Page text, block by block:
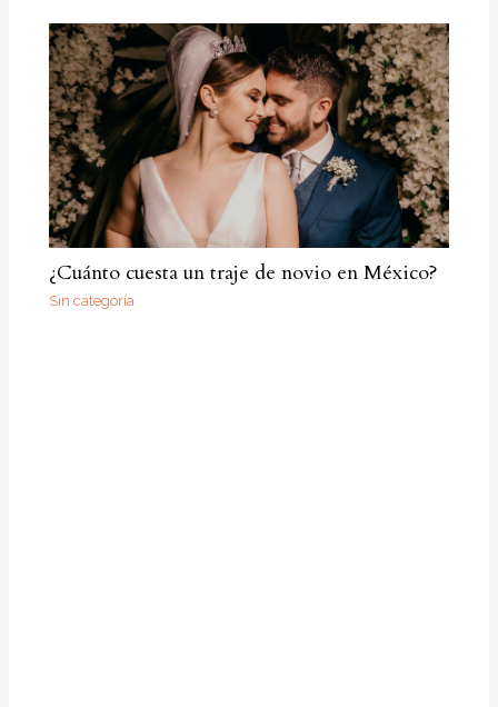
¿Cuánto cuesta un traje de novio en México?
Sin categoría